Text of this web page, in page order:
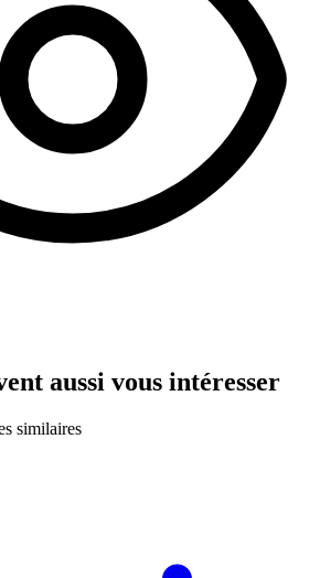
aussi vous intéresser
similaires